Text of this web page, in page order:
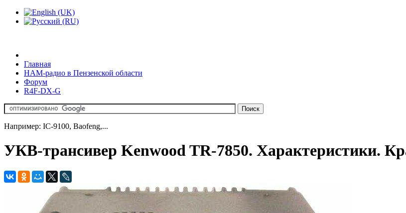
Главная
HAM-радио в Пензенской области
Форум
R4F-DX-G
Например: IC-9100, Baofeng,...
УКВ-трансивер Kenwood TR-7850. Характеристики.